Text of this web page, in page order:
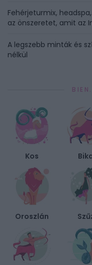
Fehérjeturmix,
az önszeretet, amit az
A legszebb minták és
nélkül
Kos
Oroszlán